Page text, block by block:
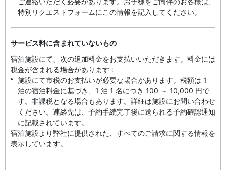
特別リクエストフォームにこの情報を記入してください。
サービス料に含まれていないもの
宿泊施設にて、次の追加料金をお支払いいただきます。料金には
税金が含まれる場合があります :
施設にて市税のお支払いが必要な場合があります。税額は 1
泊の宿泊料金に基づき、1 泊 1 名につき 100 ～ 10,000 円で
す。非課税となる場合もあります。詳細は施設にお問い合わせ
ください。連絡先は、予約手続完了後に送られる予約確認通知
に記載されています。
宿泊施設より弊社に提供された、すべてのご請求に関する情報を
表示しています。